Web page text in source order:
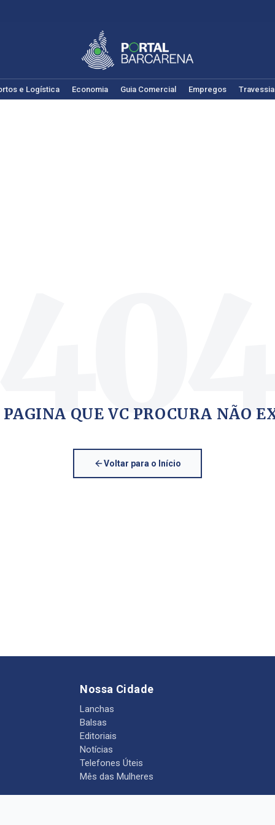
e Logística Economia Guia Comercial Empregos
PAGINA QUE VC PROCURA NÃO
Voltar para o Início
Nossa Cidade
Lanchas
Balsas
Editoriais
Notícias
Telefones Úteis
Mês das Mulheres